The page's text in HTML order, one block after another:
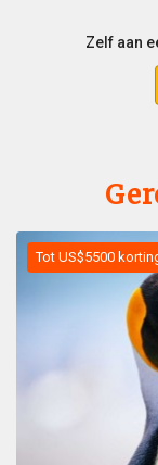
Zelf aan
Tot US$5500